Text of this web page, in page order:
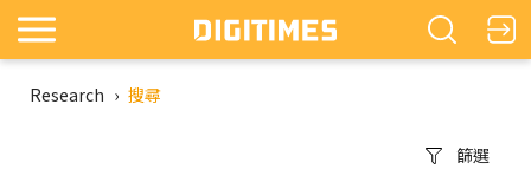
Research › 搜尋
篩選